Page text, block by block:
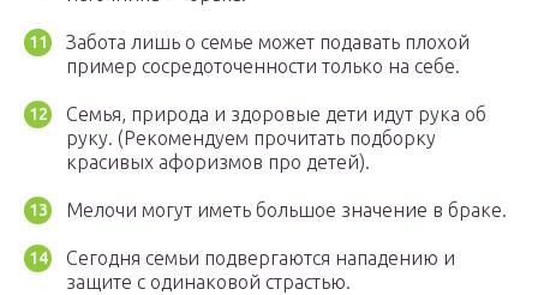
Забота лишь о семье может подавать плохой
пример сосредоточенности только на себе.
Семья, природа и здоровые дети идут рука об
руку. (Рекомендуем прочитать подборку
красивых афоризмов про детей).
Мелочи могут иметь большое значение в браке.
Сегодня семьи подвергаются нападению и
защите с одинаковой страстью.